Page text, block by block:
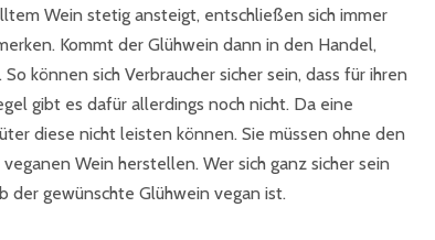
Wein stetig ansteigt, entschließen sich immer
Kommt der Glühwein dann in den Handel,
können sich Verbraucher sicher sein, dass für ihren
gibt es dafür allerdings noch nicht. Da eine
diese nicht leisten können. Sie müssen ohne den
Wein herstellen. Wer sich ganz sicher sein
der gewünschte Glühwein vegan ist.